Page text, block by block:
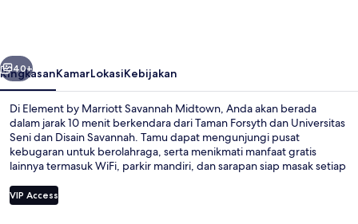
Berikutnya
40+
RingkasanKamarLokasiKebijakan
Di Element by Marriott Savannah Midtown, Anda akan berada
dalam jarak 10 menit berkendara dari Taman Forsyth dan Universitas
Seni dan Disain Savannah. Tamu dapat mengunjungi pusat
kebugaran untuk berolahraga, serta menikmati manfaat gratis
lainnya termasuk WiFi, parkir mandiri, dan sarapan siap masak setiap
peminjaman sepeda gratis adalah keunggulan lainnya.
VIP Access